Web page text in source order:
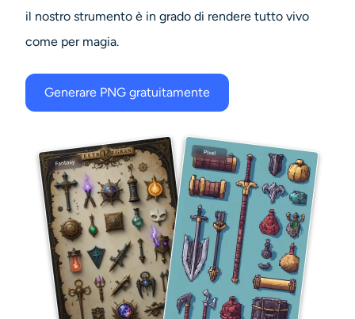
il nostro strumento è in grado di rendere tutto vivo
come per magia.
Generare PNG gratuitamente